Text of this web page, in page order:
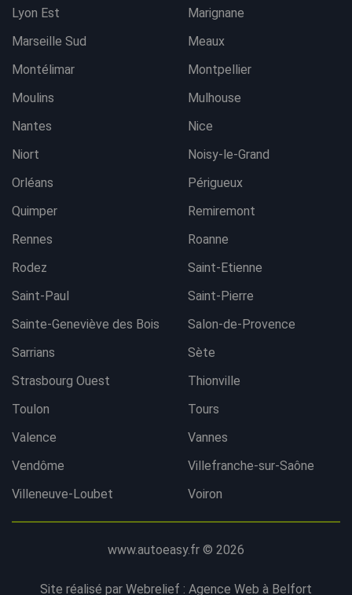
Lyon Est
Marignane
Marseille Sud
Meaux
Montélimar
Montpellier
Moulins
Mulhouse
Nantes
Nice
Niort
Noisy-le-Grand
Orléans
Périgueux
Quimper
Remiremont
Rennes
Roanne
Rodez
Saint-Etienne
Saint-Paul
Saint-Pierre
Sainte-Geneviève des Bois
Salon-de-Provence
Sarrians
Sète
Strasbourg Ouest
Thionville
Toulon
Tours
Valence
Vannes
Vendôme
Villefranche-sur-Saône
Villeneuve-Loubet
Voiron
www.autoeasy.fr © 2026
Site réalisé par Webrelief : Agence Web à Belfort